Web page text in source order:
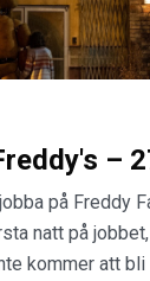
–
på Freddy
natt på
kommer att